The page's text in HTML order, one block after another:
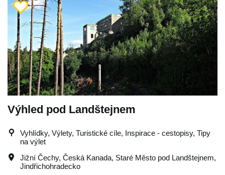
Výhled pod Landštejnem
Vyhlídky, Výlety, Turistické cíle, Inspirace - cestopisy, Tipy
na výlet
Jižní Čechy, Česká Kanada, Staré Město pod Landštejnem,
Jindřichohradecko